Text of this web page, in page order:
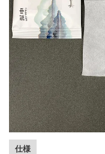
仕様